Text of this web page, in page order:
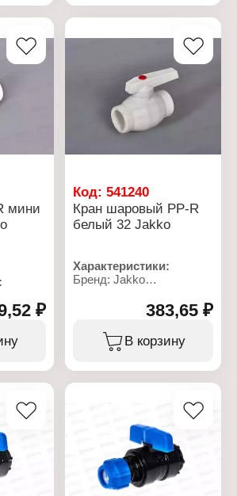
Материал: полипропилен
давление: 25 бар
Максимальная рабочая
температура: 95 С
мини
₽
Код:541240
Кран шаровый PP-R
белый 32 Jakko
Характеристики:
Бренд: Jakko
Тип товара: Кран
Вид: шаровой
Тип соединения: сварка
Тип затвора: флажок
32 мм
Материал: полипропилен
давление: 20 бар
Максимальная рабочая
температура: 95 С
383,65 ₽
В корзину